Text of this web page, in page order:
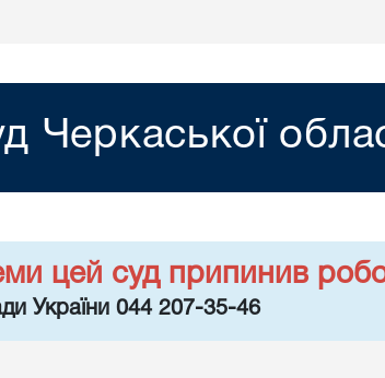
Черкаської
цей суд припинив
України 044 207-35-46